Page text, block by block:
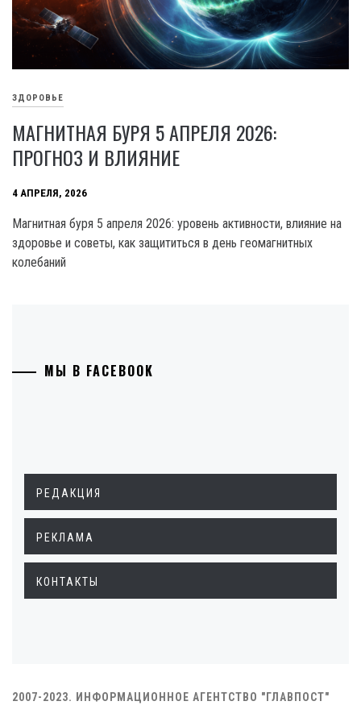
ЗДОРОВЬЕ
МАГНИТНАЯ БУРЯ 5 АПРЕЛЯ 2026:
ПРОГНОЗ И ВЛИЯНИЕ
4 АПРЕЛЯ, 2026
Магнитная буря 5 апреля 2026: уровень активности, влияние на
здоровье и советы, как защититься в день геомагнитных
колебаний
МЫ В FACEBOOK
РЕДАКЦИЯ
РЕКЛАМА
КОНТАКТЫ
2007-2023. ИНФОРМАЦИОННОЕ АГЕНТСТВО "ГЛАВПОСТ"